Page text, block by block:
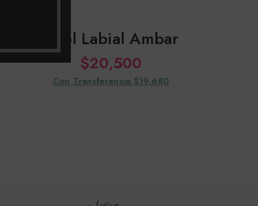
Khol Labial Ambar
$20,500
Con Transferencia $19,680